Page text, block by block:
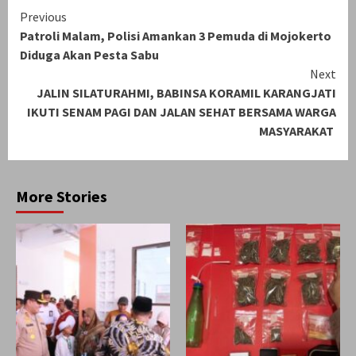
Continue
Reading
Previous
Patroli Malam, Polisi Amankan 3 Pemuda di Mojokerto
Diduga Akan Pesta Sabu
Next
JALIN SILATURAHMI, BABINSA KORAMIL KARANGJATI
IKUTI SENAM PAGI DAN JALAN SEHAT BERSAMA WARGA
MASYARAKAT
More Stories